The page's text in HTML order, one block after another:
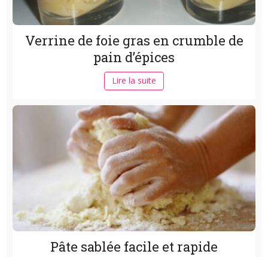
Verrine de foie gras en crumble de
pain d’épices
Lire la suite
Pâte sablée facile et rapide